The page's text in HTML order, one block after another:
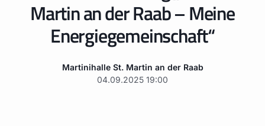
WissenMartin an der Raab – Meine
Energiegemeinschaft“
Martinihalle St. Martin an der Raab
04.09.2025 19:00